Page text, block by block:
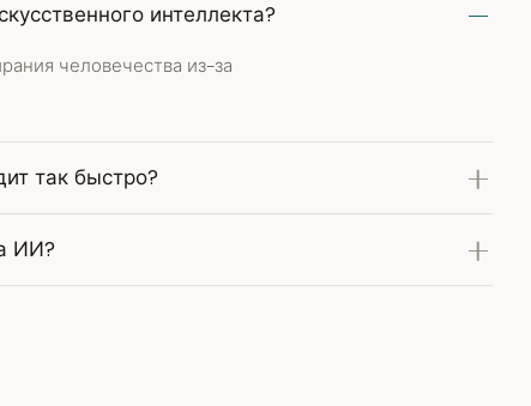
интеллекта?
человечества из-за
так быстро?
ИИ?